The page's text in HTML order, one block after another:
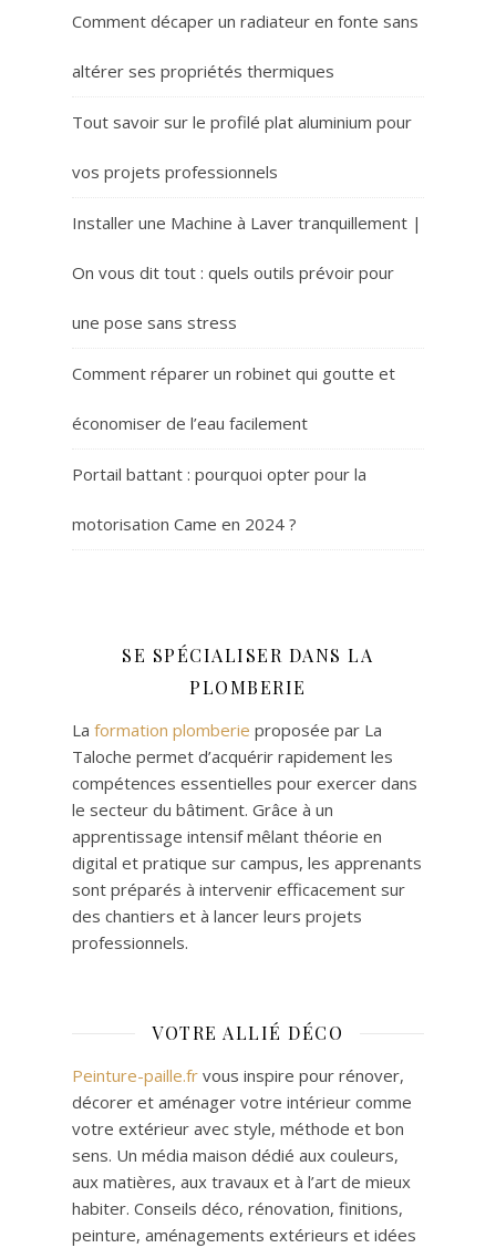
Comment décaper un radiateur en fonte sans
altérer ses propriétés thermiques
Tout savoir sur le profilé plat aluminium pour
vos projets professionnels
Installer une Machine à Laver tranquillement |
On vous dit tout : quels outils prévoir pour
une pose sans stress
Comment réparer un robinet qui goutte et
économiser de l’eau facilement
Portail battant : pourquoi opter pour la
motorisation Came en 2024 ?
SE SPÉCIALISER DANS LA
PLOMBERIE
La formation plomberie proposée par La
Taloche permet d’acquérir rapidement les
compétences essentielles pour exercer dans
le secteur du bâtiment. Grâce à un
apprentissage intensif mêlant théorie en
digital et pratique sur campus, les apprenants
sont préparés à intervenir efficacement sur
des chantiers et à lancer leurs projets
professionnels.
VOTRE ALLIÉ DÉCO
Peinture-paille.frvous inspire pour rénover,
décorer et aménager votre intérieur comme
votre extérieur avec style, méthode et bon
sens. Un média maison dédié aux couleurs,
aux matières, aux travaux et à l’art de mieux
habiter. Conseils déco, rénovation, finitions,
peinture, aménagements extérieurs et idées